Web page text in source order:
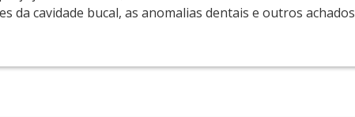
da cavidade bucal, as anomalias dentais e outros achados